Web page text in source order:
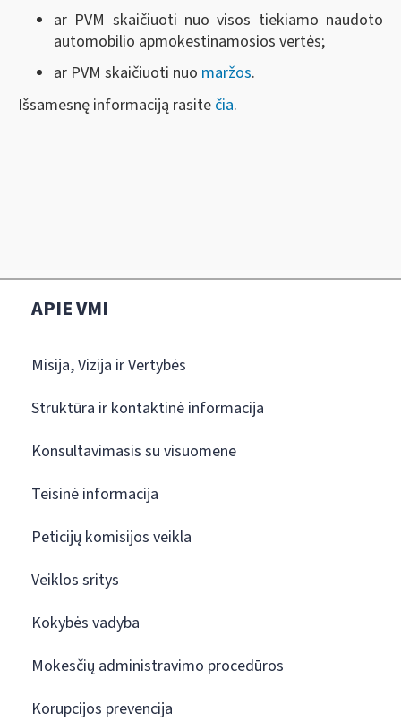
ar PVM skaičiuoti nuo visos tiekiamo naudoto
automobilio apmokestinamosios vertės;
ar PVM skaičiuoti nuo maržos.
Išsamesnę informaciją rasite čia.
APIE VMI
Misija, Vizija ir Vertybės
Struktūra ir kontaktinė informacija
Konsultavimasis su visuomene
Teisinė informacija
Peticijų komisijos veikla
Veiklos sritys
Kokybės vadyba
Mokesčių administravimo procedūros
Korupcijos prevencija